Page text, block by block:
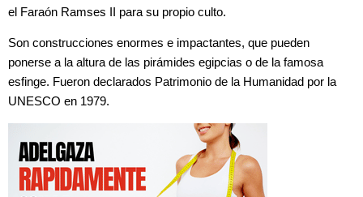
el Faraón Ramses II para su propio culto.
Son construcciones enormes e impactantes, que pueden
ponerse a la altura de las pirámides egipcias o de la famosa
esfinge. Fueron declarados Patrimonio de la Humanidad por la
UNESCO en 1979.